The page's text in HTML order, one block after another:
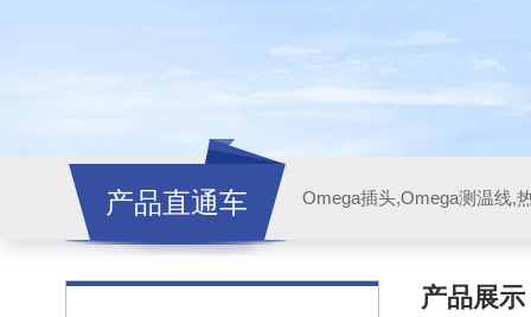
产品直通车
产品展示